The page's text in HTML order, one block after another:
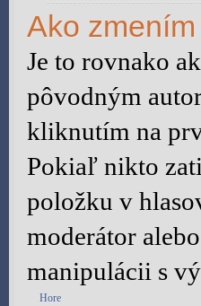
Ako
Je to rovnako
pôvodným
kliknutím na
Pokiaľ nikto
položku v
moderátor
manipulácii s
Hore